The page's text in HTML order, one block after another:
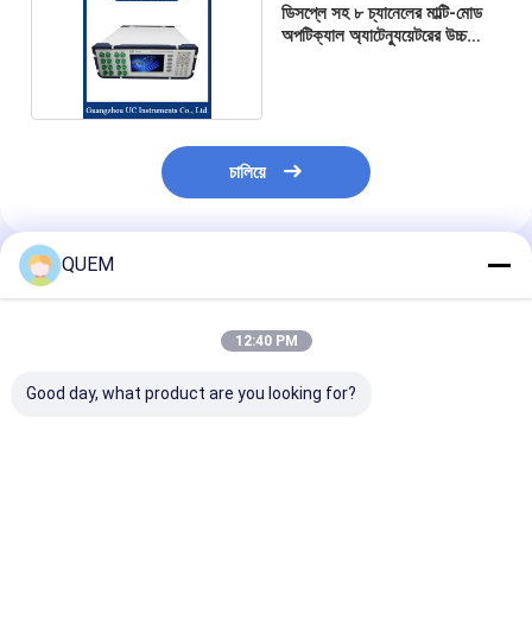
ডিসপ্লে সহ ৮ চ্যানেলের মাল্টি-মোড
অপটিক্যাল অ্যাটেন্যুয়েটরের উচ্চ
চালিয়ে
প্রস্তাবিত পণ্য
QUEM
12:40 PM
Good day, what product are you looking for?